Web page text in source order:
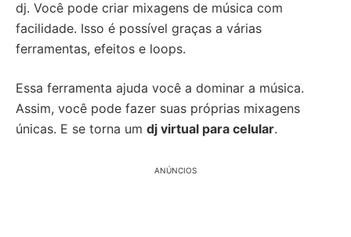
dj. Você pode criar mixagens de música com
facilidade. Isso é possível graças a várias
ferramentas, efeitos e loops.
Essa ferramenta ajuda você a dominar a música.
Assim, você pode fazer suas próprias mixagens
únicas. E se torna um dj virtual para celular.
ANÚNCIOS